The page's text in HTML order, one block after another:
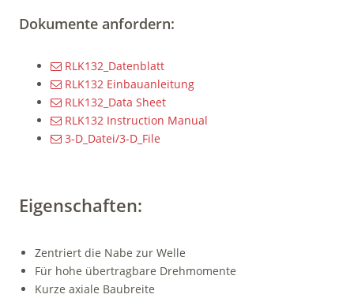
Dokumente anfordern:
RLK132_Datenblatt
RLK132 Einbauanleitung
RLK132_Data Sheet
RLK132 Instruction Manual
3-D_Datei/3-D_File
Eigenschaften:
Zentriert die Nabe zur Welle
Für hohe übertragbare Drehmomente
Kurze axiale Baubreite